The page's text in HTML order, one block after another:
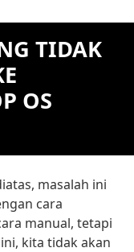
TIDAK
OS
masalah ini
cara
manual, tetapi
kita tidak akan